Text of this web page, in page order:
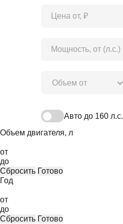
Объем от
Авто до 160 л.с.
Объем двигателя, л
от
до
Сбросить Готово
Год
от
до
Сбросить Готово